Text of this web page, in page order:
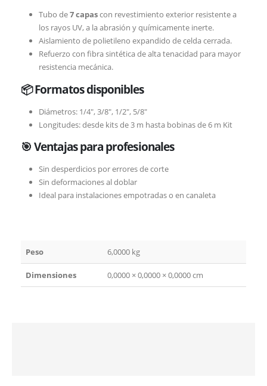
Tubo de7 capascon revestimiento exterior resistente a
los rayos UV, a la abrasión y químicamente inerte.
Aislamiento de polietileno expandido de celda cerrada.
Refuerzo con fibra sintética de alta tenacidad para mayor
resistencia mecánica.
📦 Formatos disponibles
Diámetros: 1/4″, 3/8″, 1/2″, 5/8″
Longitudes: desde kits de 3 m hasta bobinas de 6 m Kit
🎯 Ventajas para profesionales
Sin desperdicios por errores de corte
Sin deformaciones al doblar
Ideal para instalaciones empotradas o en canaleta
Peso 6,0000 kg
Dimensiones 0,0000 × 0,0000 × 0,0000 cm